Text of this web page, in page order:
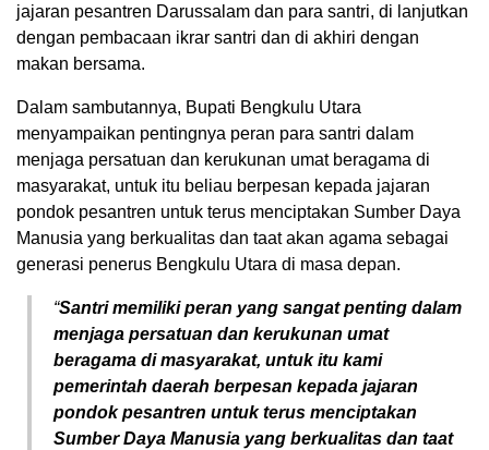
jajaran pesantren Darussalam dan para santri, di lanjutkan
dengan pembacaan ikrar santri dan di akhiri dengan
makan bersama.
Dalam sambutannya, Bupati Bengkulu Utara
menyampaikan pentingnya peran para santri dalam
menjaga persatuan dan kerukunan umat beragama di
masyarakat, untuk itu beliau berpesan kepada jajaran
pondok pesantren untuk terus menciptakan Sumber Daya
Manusia yang berkualitas dan taat akan agama sebagai
generasi penerus Bengkulu Utara di masa depan.
“Santri memiliki peran yang sangat penting dalam
menjaga persatuan dan kerukunan umat
beragama di masyarakat, untuk itu kami
pemerintah daerah berpesan kepada jajaran
pondok pesantren untuk terus menciptakan
Sumber Daya Manusia yang berkualitas dan taat